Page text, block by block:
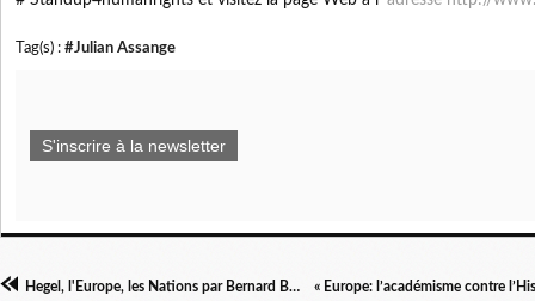
Tag(s) : #Julian Assange
S'inscrire à la newsletter
Hegel, l'Europe, les Nations par Bernard Bourgeois